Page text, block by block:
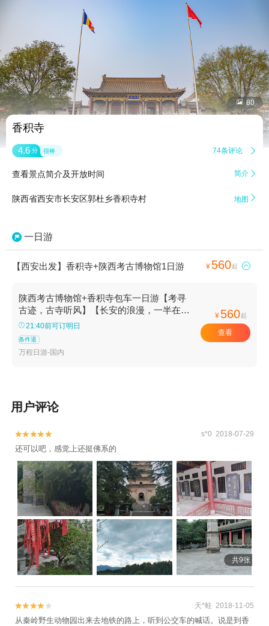
 80
香积寺
4.6 分 很棒 74条评论 
查看景点简介及开放时间 简介 
陕西省西安市长安区郭杜乡香积寺村 地图 
一日游
【西安出发】香积寺+陕西考古博物馆1日游 ¥ 560起 
陕西考古博物馆+香积寺包车一日游【考寻
古迹，古寺听风】【长安的浪漫，一半在历
史，一半在心中】
21:40前可订明日
条件退
万程日游-国内
¥ 560起
查看
用户评论

 s*0 2018-07-29
还可以吧，感觉上还挺佛系的
共9张

 天*蛙 2018-11-05
从秦岭野生动物园出来去地铁的路上，听到公交车的喊话。说是到香